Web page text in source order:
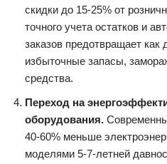
скидки до 15-25% от
точного учета остатков и
заказов предотвращает
избыточные запасы,
средства.
Переход на
оборудования.
40-60% меньше
моделями 5-7-летней